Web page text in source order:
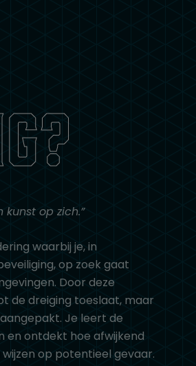
op zich.”
waarbij je, in
op zoek gaat
Door deze
de dreiging toeslaat, maar
Je leert de
en ontdekt hoe afwijkend
op potentieel gevaar.